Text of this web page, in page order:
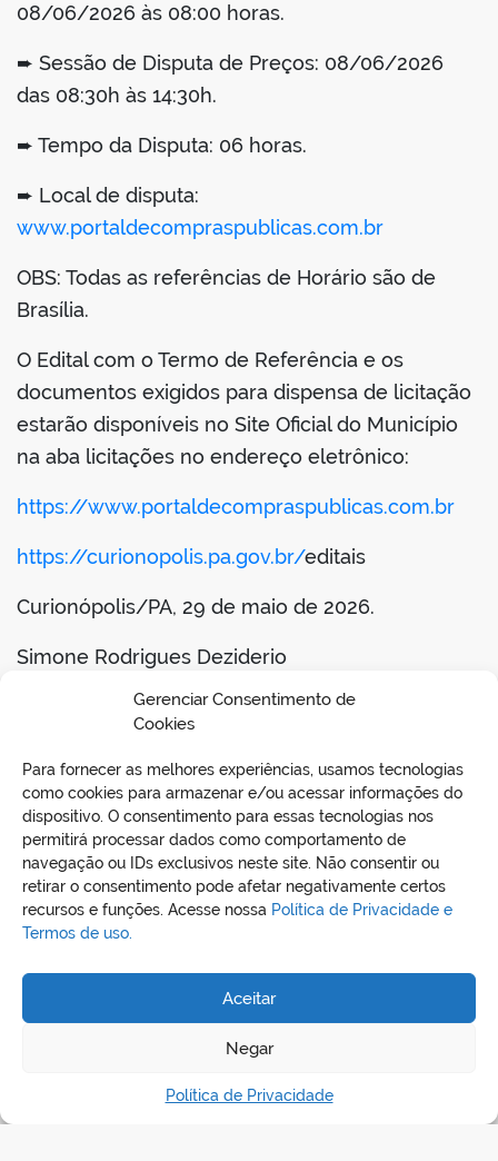
Gerenciar Consentimento de
Cookies
Para fornecer as melhores experiências, usamos tecnologias
como cookies para armazenar e/ou acessar informações do
dispositivo. O consentimento para essas tecnologias nos
permitirá processar dados como comportamento de
navegação ou IDs exclusivos neste site. Não consentir ou
retirar o consentimento pode afetar negativamente certos
recursos e funções. Acesse nossa Política de Privacidade e
Termos de uso.
Aceitar
Negar
Política de Privacidade
08/06/2026 às 08:00 horas.
➨ Sessão de Disputa de Preços: 08/06/2026
das 08:30h às 14:30h.
➨ Tempo da Disputa: 06 horas.
➨ Local de disputa:
www.portaldecompraspublicas.com.br
OBS: Todas as referências de Horário são de
Brasília.
O Edital com o Termo de Referência e os
documentos exigidos para dispensa de licitação
estarão disponíveis no Site Oficial do Município
na aba licitações no endereço eletrônico:
https://www.portaldecompraspublicas.com.br
https://curionopolis.pa.gov.br/editais
Curionópolis/PA, 29 de maio de 2026.
Simone Rodrigues Deziderio
Comissão Permanente de Contratações
Portaria nº 001/2024-GP
BAIXAR EDITAL
REDES SOCIAIS